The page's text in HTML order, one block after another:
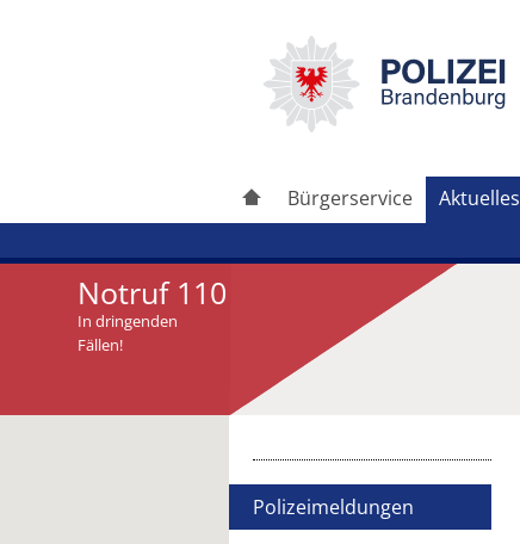
Bürgerservice Aktuelles
Notruf 110
In dringenden
Fällen!
Polizeimeldungen
Artikel weiterleiten